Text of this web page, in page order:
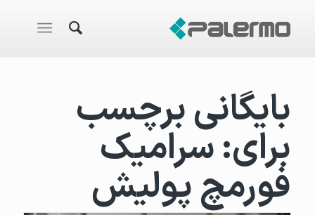
بایگانی برچسب
برای:سرامیک
فورمچ پولیش